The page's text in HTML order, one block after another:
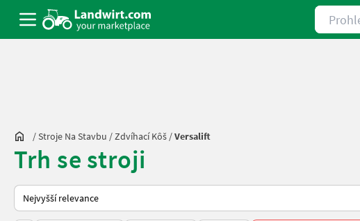
/Stroje Na Stavbu /Zdvíhací Kôš /Versalift
Trh se stroji
Takto se řadí nabídky na Landwirt.com